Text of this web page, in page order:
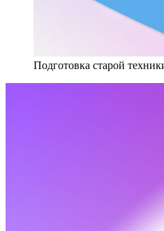
Подготовка старой